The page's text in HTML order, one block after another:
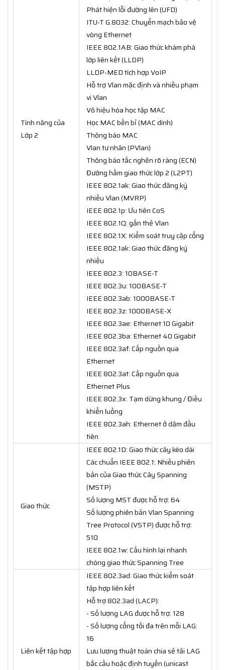
Tính năng của
Lớp 2
Phát hiện lỗi đường lên (UFD)
ITU-T G.8032: Chuyển mạch bảo vệ
vòng Ethernet
IEEE 802.1AB: Giao thức khám phá
lớp liên kết (LLDP)
LLDP-MED tích hợp VoIP
Hỗ trợ Vlan mặc định và nhiều phạm
vi Vlan
Vô hiệu hóa học tập MAC
Học MAC bền bỉ (MAC dính)
Thông báo MAC
Vlan tư nhân (PVlan)
Thông báo tắc nghẽn rõ ràng (ECN)
Đường hầm giao thức lớp 2 (L2PT)
IEEE 802.1ak: Giao thức đăng ký
nhiều Vlan (MVRP)
IEEE 802.1p: Ưu tiên CoS
IEEE 802.1Q: gắn thẻ Vlan
IEEE 802.1X: Kiểm soát truy cập cổng
IEEE 802.1ak: Giao thức đăng ký
nhiều
IEEE 802.3: 10BASE-T
IEEE 802.3u: 100BASE-T
IEEE 802.3ab: 1000BASE-T
IEEE 802.3z: 1000BASE-X
IEEE 802.3ae: Ethernet 10 Gigabit
IEEE 802.3ba: Ethernet 40 Gigabit
IEEE 802.3af: Cấp nguồn qua
Ethernet
IEEE 802.3at: Cấp nguồn qua
Ethernet Plus
IEEE 802.3x: Tạm dừng khung / Điều
khiển luồng
IEEE 802.3ah: Ethernet ở dặm đầu
tiên
Giao thức
IEEE 802.1D: Giao thức cây kéo dài
Các chuẩn IEEE 802.1: Nhiều phiên
bản của Giao thức Cây Spanning
(MSTP)
Số lượng MST được hỗ trợ: 64
Số lượng phiên bản Vlan Spanning
Tree Protocol (VSTP) được hỗ trợ:
510
IEEE 802.1w: Cấu hình lại nhanh
chóng giao thức Spanning Tree
Liên kết tập hợp
IEEE 802.3ad: Giao thức kiểm soát
tập hợp liên kết
Hỗ trợ 802.3ad (LACP):
- Số lượng LAG được hỗ trợ: 128
- Số lượng cổng tối đa trên mỗi LAG:
16
Lưu lượng thuật toán chia sẻ tải LAG
bắc cầu hoặc định tuyến (unicast